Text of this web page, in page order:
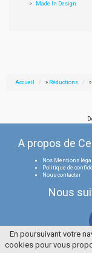
Made In Design
Accueil » Réductions »
A propos de
Nos Mentions
Politique de
Nous contacter
Nous
En poursuivant votre
cookies pour vous